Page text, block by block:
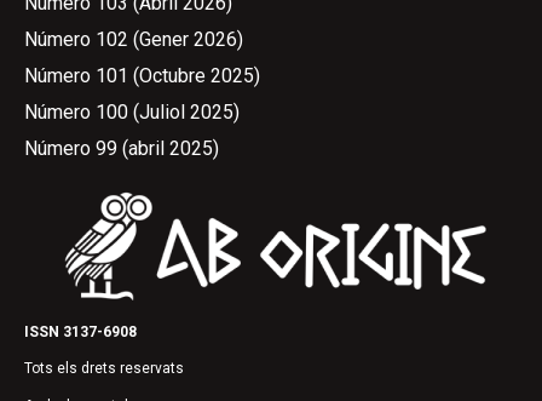
ISSN 3137-6908
Tots els drets reservats
Número 102 (Gener 2026)
Número 101 (Octubre 2025)
Número 100 (Juliol 2025)
Número 99 (abril 2025)